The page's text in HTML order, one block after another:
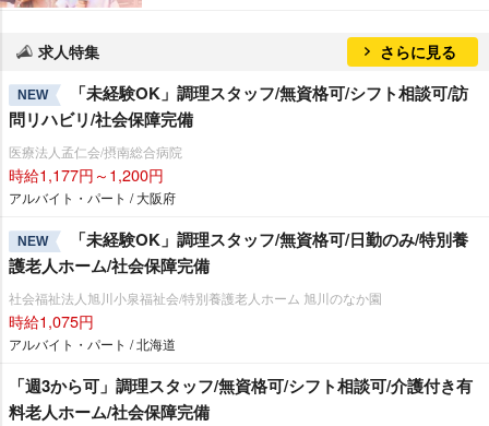
求人特集 さらに見る
NEW
「未経験OK」調理スタッフ/無資格可/シフト相談可/訪
問リハビリ/社会保障完備
医療法人孟仁会/摂南総合病院
時給1,177円～1,200円
アルバイト・パート / 大阪府
NEW
「未経験OK」調理スタッフ/無資格可/日勤のみ/特別養
護老人ホーム/社会保障完備
社会福祉法人旭川小泉福祉会/特別養護老人ホーム 旭川のなか園
時給1,075円
アルバイト・パート / 北海道
「週3から可」調理スタッフ/無資格可/シフト相談可/介護付き有
料老人ホーム/社会保障完備